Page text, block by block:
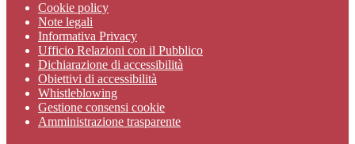
Cookie policy
Note legali
Informativa Privacy
Ufficio Relazioni con il Pubblico
Dichiarazione di accessibilità
Obiettivi di accessibilità
Whistleblowing
Gestione consensi cookie
Amministrazione trasparente